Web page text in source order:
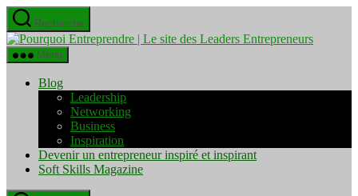
Aller
au
contenu
Recherche
Pourquoi
Menu
Blog
Leadership
Networking
Business
Inspiration
Devenir un entrepreneur inspiré et inspirant
Soft Skills Magazine